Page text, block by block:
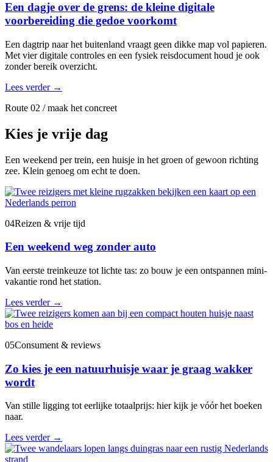
Een dagje over de grens: de kleine digitale
voorbereiding die gedoe voorkomt
Een dagtrip naar het buitenland vraagt geen dikke map vol papieren.
Met vier digitale controles en een fysiek reisdocument houd je ook
zonder bereik overzicht.
Lees verder →
Route 02 / maak het concreet
Kies je vrije dag
Een weekend per trein, een huisje in het groen of gewoon richting
zee. Klein genoeg om echt te doen.
04Reizen & vrije tijd
Een weekend weg zonder auto
Van eerste treinkeuze tot lichte tas: zo bouw je een ontspannen mini-
vakantie rond het station.
Lees verder →
05Consument & reviews
Zo kies je een natuurhuisje waar je graag wakker
wordt
Van stille ligging tot eerlijke totaalprijs: hier kijk je vóór het boeken
naar.
Lees verder →